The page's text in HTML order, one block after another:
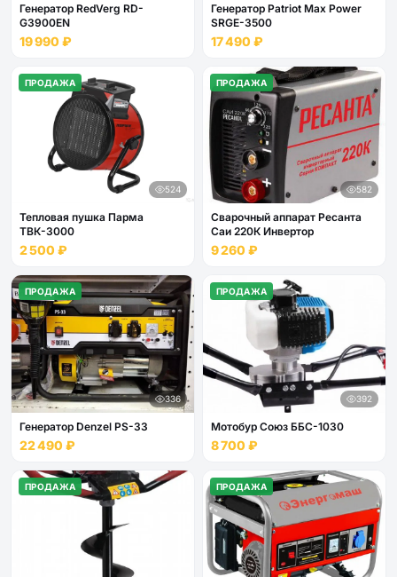
Генератор RedVerg RD-
G3900EN
19 990 ₽
Генератор Patriot Max Power
SRGE-3500
17 490 ₽
ПРОДАЖА
524
Тепловая пушка Парма
ТВК-3000
2 500 ₽
ПРОДАЖА
582
Сварочный аппарат Ресанта
Саи 220К Инвертор
9 260 ₽
ПРОДАЖА
336
Генератор Denzel PS-33
22 490 ₽
ПРОДАЖА
392
Мотобур Союз ББС-1030
8 700 ₽
ПРОДАЖА ПРОДАЖА